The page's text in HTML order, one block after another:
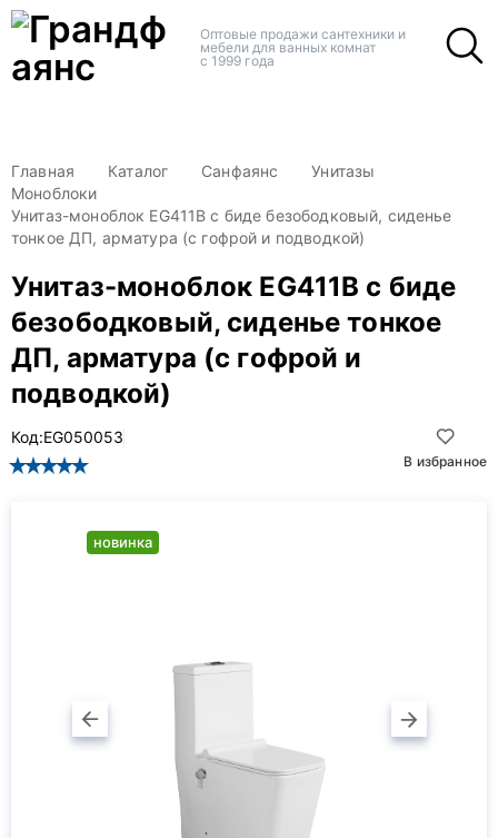
Оптовые продажи сантехники и
мебели для ванных комнат
с 1999 года
Главная Каталог Санфаянс
Унитазы
Моноблоки
Унитаз-моноблок EG411B с биде безободковый, сиденье
тонкое ДП, арматура (с гофрой и подводкой)
Унитаз-моноблок EG411B с биде
безободковый, сиденье тонкое
ДП, арматура (с гофрой и
подводкой)
В избранное
Код:EG050053
новинка